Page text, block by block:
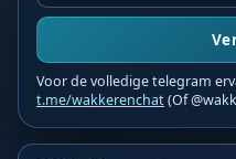
Voor de volledige telegram
t.me/wakkerenchat(Of